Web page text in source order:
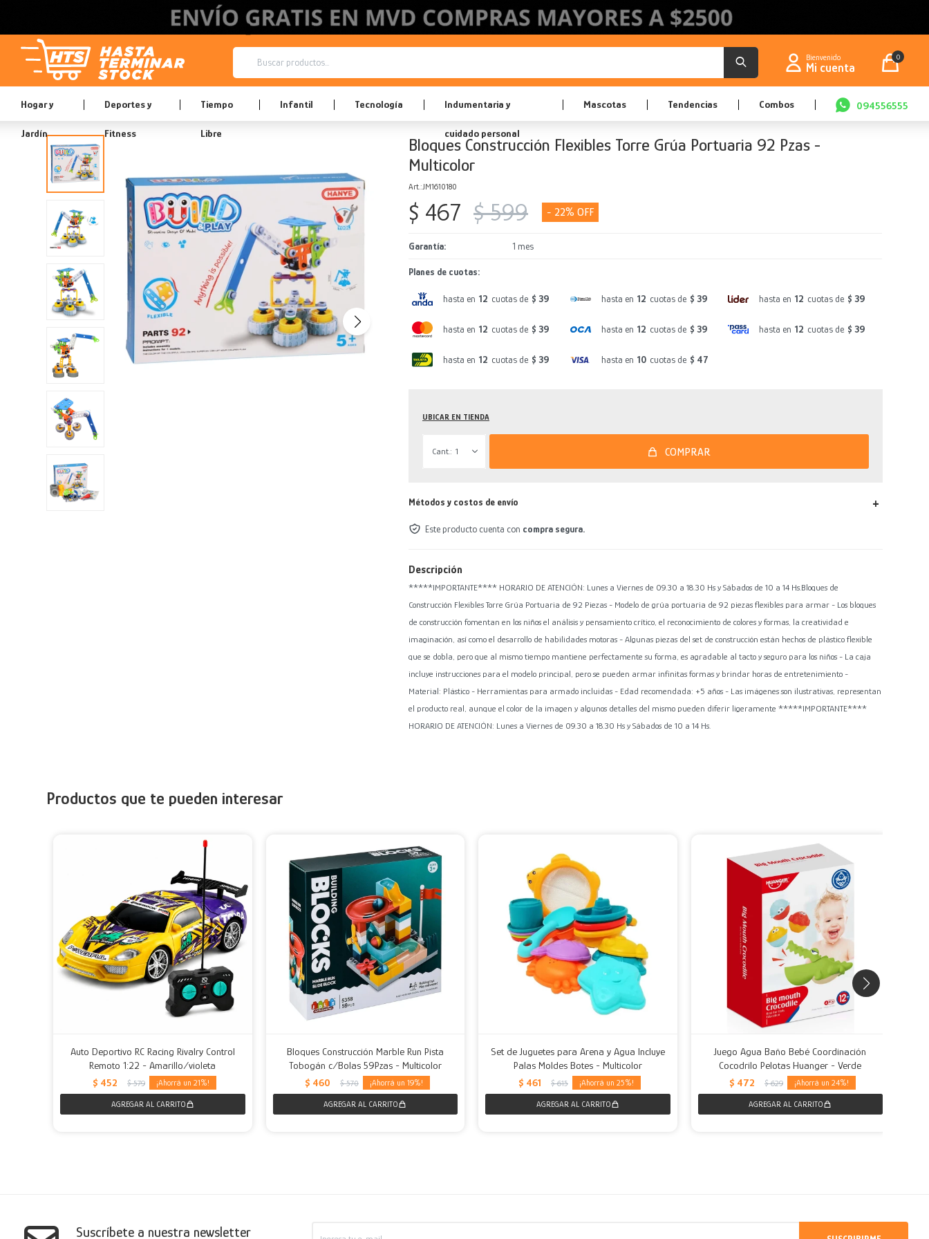
Hogar y
Jardín
Deportes y
Fitness
Tiempo
Libre
Infantil Tecnología Indumentaria y
cuidado personal
Mascotas Tendencias Combos 094556555
0
Bloques Construcción Flexibles Torre Grúa Portuaria 92 Pzas -
Multicolor
JM1610180
$ 467 $ 599 22
Garantía 1 mes
Planes de cuotas:
hasta en 12 cuotas de $ 39 hasta en 12 cuotas de $ 39 hasta en 12 cuotas de $ 39
hasta en 12 cuotas de $ 39 hasta en 12 cuotas de $ 39 hasta en 12 cuotas de $ 39
hasta en 12 cuotas de $ 39 hasta en 10 cuotas de $ 47
UBICAR EN TIENDA
1 COMPRAR
Métodos y costos de envío
Este producto cuenta con compra segura.
Descripción
*****IMPORTANTE**** HORARIO DE ATENCIÓN: Lunes a Viernes de 09.30 a 18.30 Hs y Sábados de 10 a 14 Hs.Bloques de
Construcción Flexibles Torre Grúa Portuaria de 92 Piezas - Modelo de grúa portuaria de 92 piezas flexibles para armar - Los bloques
de construcción fomentan en los niños el análisis y pensamiento crítico, el reconocimiento de colores y formas, la creatividad e
imaginación, así como el desarrollo de habilidades motoras - Algunas piezas del set de construcción están hechos de plástico flexible
que se dobla, pero que al mismo tiempo mantiene perfectamente su forma, es agradable al tacto y seguro para los niños - La caja
incluye instrucciones para el modelo principal, pero se pueden armar infinitas formas y brindar horas de entretenimiento -
Material: Plástico - Herramientas para armado incluidas - Edad recomendada: +5 años - Las imágenes son ilustrativas, representan
el producto real, aunque el color de la imagen y algunos detalles del mismo pueden diferir ligeramente *****IMPORTANTE****
HORARIO DE ATENCIÓN: Lunes a Viernes de 09.30 a 18.30 Hs y Sábados de 10 a 14 Hs.
Productos que te pueden interesar
Auto Deportivo RC Racing Rivalry Control
Remoto 1:22 - Amarillo/violeta
$ 452 $ 579 21
Bloques Construcción Marble Run Pista
Tobogán c/Bolas 59Pzas - Multicolor
$ 460 $ 570 19
Set de Juguetes para Arena y Agua Incluye
Palas Moldes Botes - Multicolor
$ 461 $ 615 25
Juego Agua Baño Bebé Coordinación
Cocodrilo Pelotas Huanger - Verde
$ 472 $ 629 24
Suscríbete a nuestra newsletter